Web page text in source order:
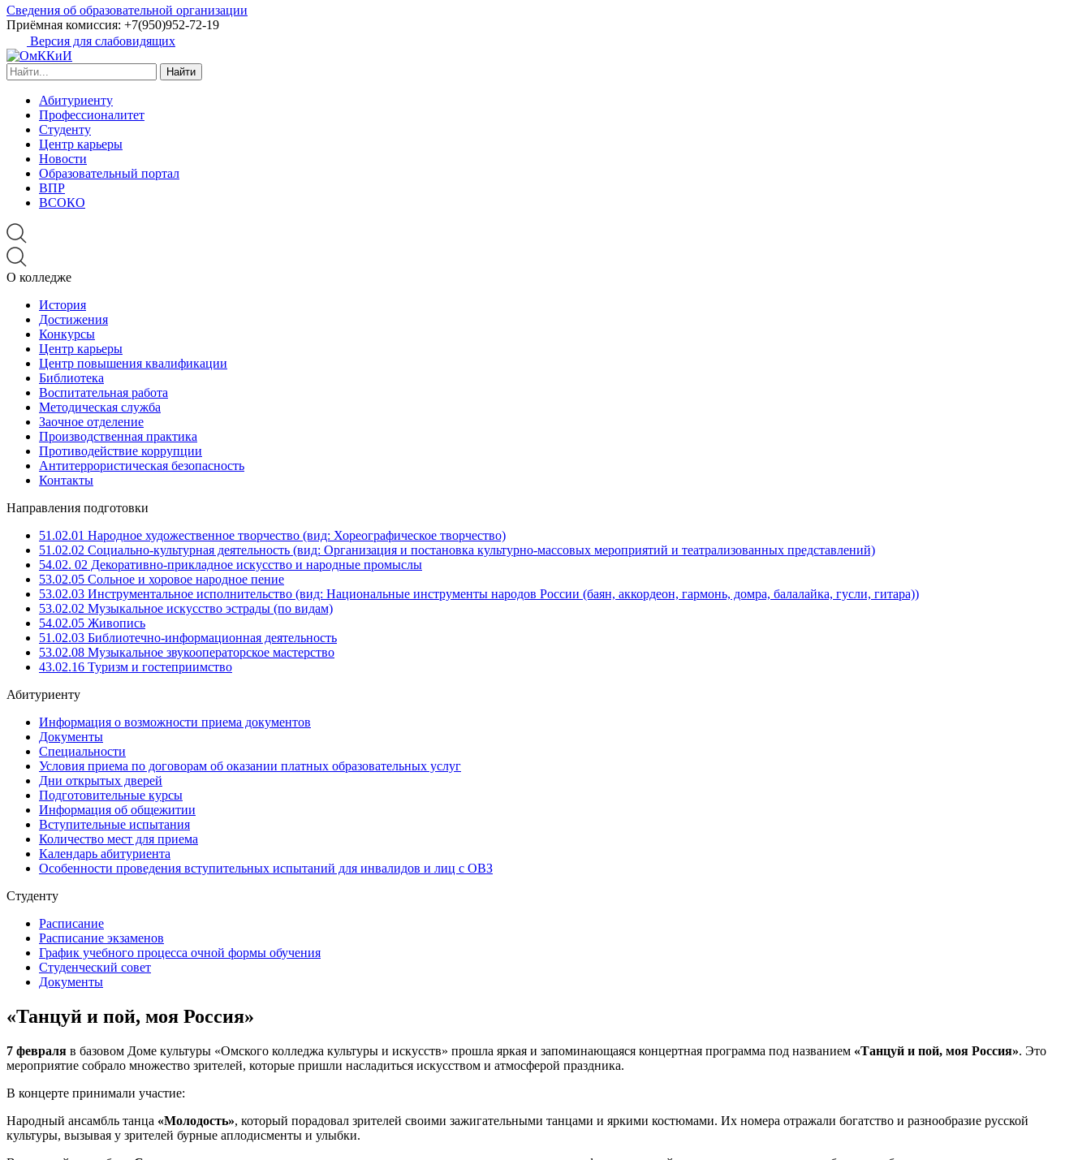
Сведения об образовательной организации
Приёмная комиссия: +7(950)952-72-19
Версия для слабовидящих
Найти:
Абитуриенту
Профессионалитет
Студенту
Центр карьеры
Новости
Образовательный портал
ВПР
ВСОКО
О колледже
История
Достижения
Конкурсы
Центр карьеры
Центр повышения квалификации
Библиотека
Воспитательная работа
Методическая служба
Заочное отделение
Производственная практика
Противодействие коррупции
Антитеррористическая безопасность
Контакты
Направления подготовки
51.02.01 Народное художественное творчество (вид: Хореографическое творчество)
51.02.02 Социально-культурная деятельность (вид: Организация и постановка культурно-массовых мероприятий и театрализованных представлений)
54.02. 02 Декоративно-прикладное искусство и народные промыслы
53.02.05 Сольное и хоровое народное пение
53.02.03 Инструментальное исполнительство (вид: Национальные инструменты народов России (баян, аккордеон, гармонь, домра, балалайка, гусли, гитара))
53.02.02 Музыкальное искусство эстрады (по видам)
54.02.05 Живопись
51.02.03 Библиотечно-информационная деятельность
53.02.08 Музыкальное звукооператорское мастерство
43.02.16 Туризм и гостеприимство
Абитуриенту
Информация о возможности приема документов
Документы
Специальности
Условия приема по договорам об оказании платных образовательных услуг
Дни открытых дверей
Подготовительные курсы
Информация об общежитии
Вступительные испытания
Количество мест для приема
Календарь абитуриента
Особенности проведения вступительных испытаний для инвалидов и лиц с ОВЗ
Студенту
Расписание
Расписание экзаменов
График учебного процесса очной формы обучения
Студенческий совет
Документы
«Танцуй и пой, моя Россия»
7 февраля в базовом Доме культуры «Омского колледжа культуры и искусств» прошла яркая и запоминающаяся концертная программа под названием «Танцуй и пой, моя Россия». Это
мероприятие собрало множество зрителей, которые пришли насладиться искусством и атмосферой праздника.
В концерте принимали участие:
Народный ансамбль танца «Молодость», который порадовал зрителей своими зажигательными танцами и яркими костюмами. Их номера отражали богатство и разнообразие русской
культуры, вызывая у зрителей бурные аплодисменты и улыбки.